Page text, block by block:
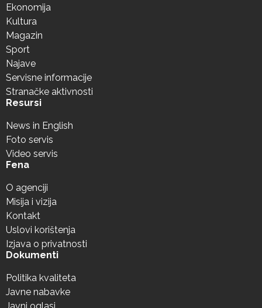
Ekonomija
Kultura
Magazin
Sport
Najave
Servisne informacije
Stranačke aktivnosti
Resursi
News in English
Foto servis
Video servis
Fena
O agenciji
Misija i vizija
Kontakt
Uslovi korištenja
Izjava o privatnosti
Dokumenti
Politika kvaliteta
Javne nabavke